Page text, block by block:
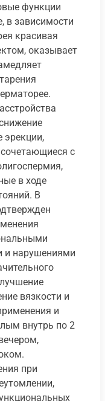
функции
в зависимости
красивая
оказывает
эрекции,
с
в ходе
В
и нарушениями
вязкости и
и
внутрь по 2
при